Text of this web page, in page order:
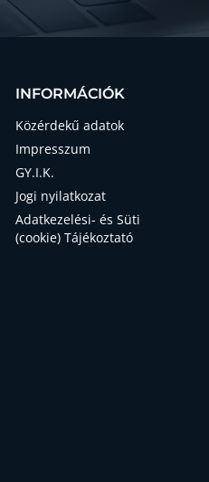
INFORMÁCIÓK
Közérdekű adatok
Impresszum
GY.I.K.
Jogi nyilatkozat
Adatkezelési- és Süti
(cookie) Tájékoztató